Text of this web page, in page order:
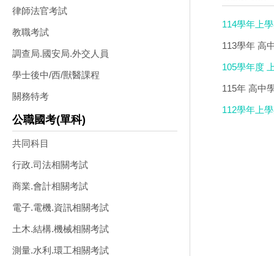
律師法官考試
教職考試
調查局.國安局.外交人員
學士後中/西/獸醫課程
關務特考
公職國考(單科)
共同科目
行政.司法相關考試
商業.會計相關考試
電子.電機.資訊相關考試
土木.結構.機械相關考試
測量.水利.環工相關考試
114學年上
版(國文1-6.
113學年 高
105學年度
115年 高中
講義光碟
112學年上